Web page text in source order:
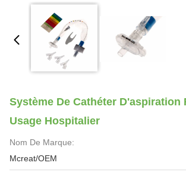
Système De Cathéter D'aspiration
Usage Hospitalier
Nom De Marque:
Mcreat/OEM